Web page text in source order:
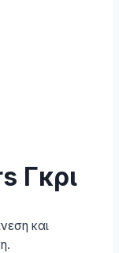
Γκρι
και